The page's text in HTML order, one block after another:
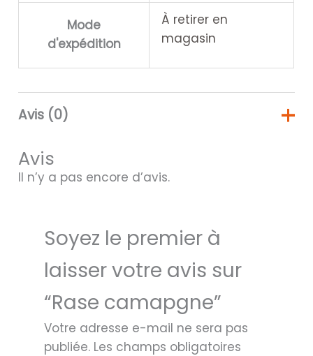
Mode
d'expédition
À retirer en
magasin
Avis (0)
Avis
Il n’y a pas encore d’avis.
Soyez le premier à
laisser votre avis sur
“Rase camapgne”
Votre adresse e-mail ne sera pas
publiée. Les champs obligatoires